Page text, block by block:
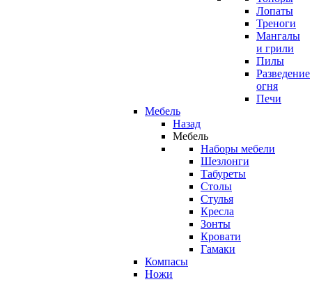
Лопаты
Треноги
Мангалы
и грили
Пилы
Разведение
огня
Печи
Мебель
Назад
Мебель
Наборы мебели
Шезлонги
Табуреты
Столы
Стулья
Кресла
Зонты
Кровати
Гамаки
Компасы
Ножи